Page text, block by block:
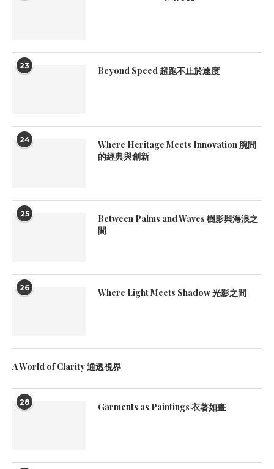
23 Beyond Speed 超跑不止於速度
24
Where Heritage Meets Innovation 腕間
的經典與創新
25
Between Palms and Waves 樹影與海浪之
間
26 Where Light Meets Shadow 光影之間
A World of Clarity 通透視界
28 Garments as Paintings 衣著如畫